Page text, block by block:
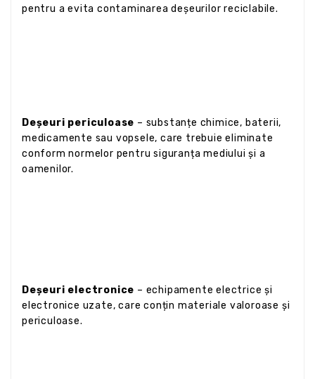
pentru a evita contaminarea deșeurilor reciclabile.
Deșeuri periculoase – substanțe chimice, baterii,
medicamente sau vopsele, care trebuie eliminate
conform normelor pentru siguranța mediului și a
oamenilor.
Deșeuri electronice – echipamente electrice și
electronice uzate, care conțin materiale valoroase și
periculoase.